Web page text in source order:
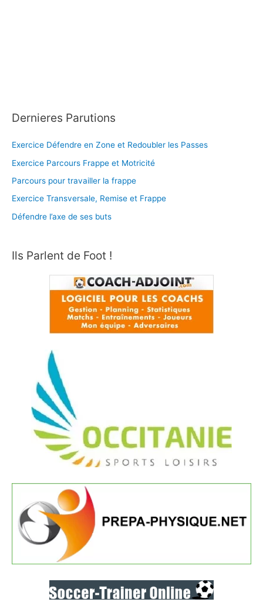
Dernieres Parutions
Exercice Défendre en Zone et Redoubler les Passes
Exercice Parcours Frappe et Motricité
Parcours pour travailler la frappe
Exercice Transversale, Remise et Frappe
Défendre l’axe de ses buts
Ils Parlent de Foot !